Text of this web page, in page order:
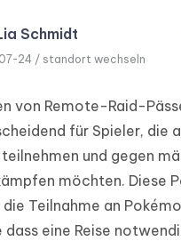
Schmidt
24 / standort wechseln
von Remote-Raid-
für Spieler, die
teilnehmen und gegen
möchten. Diese
Teilnahme an
dass eine Reise